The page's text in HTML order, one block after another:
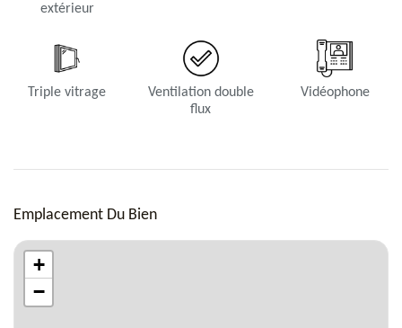
extérieur
Triple vitrage
Ventilation double
flux
Vidéophone
Emplacement Du Bien
+
−